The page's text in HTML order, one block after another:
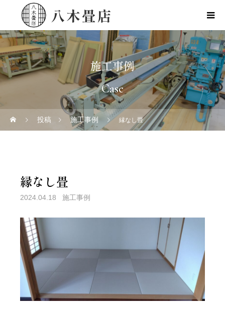
施工事例
Case
投稿 施工事例 縁なし畳
縁なし畳
2024.04.18 施工事例